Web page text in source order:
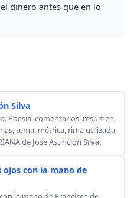
dinero antes que en lo
Silva
Poesía, comentarios, resumen,
tema, métrica, rima utilizada,
de José Asunción Silva.
con la mano de